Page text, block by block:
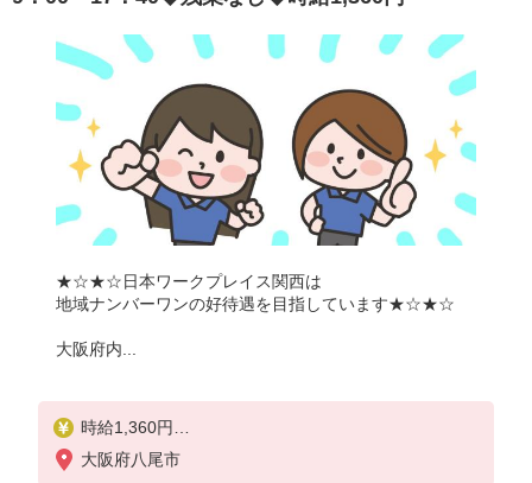
★☆★☆日本ワークプレイス関西は
地域ナンバーワンの好待遇を目指しています★☆★☆
大阪府内...
時給1,360円
月収例：
大阪府八尾市